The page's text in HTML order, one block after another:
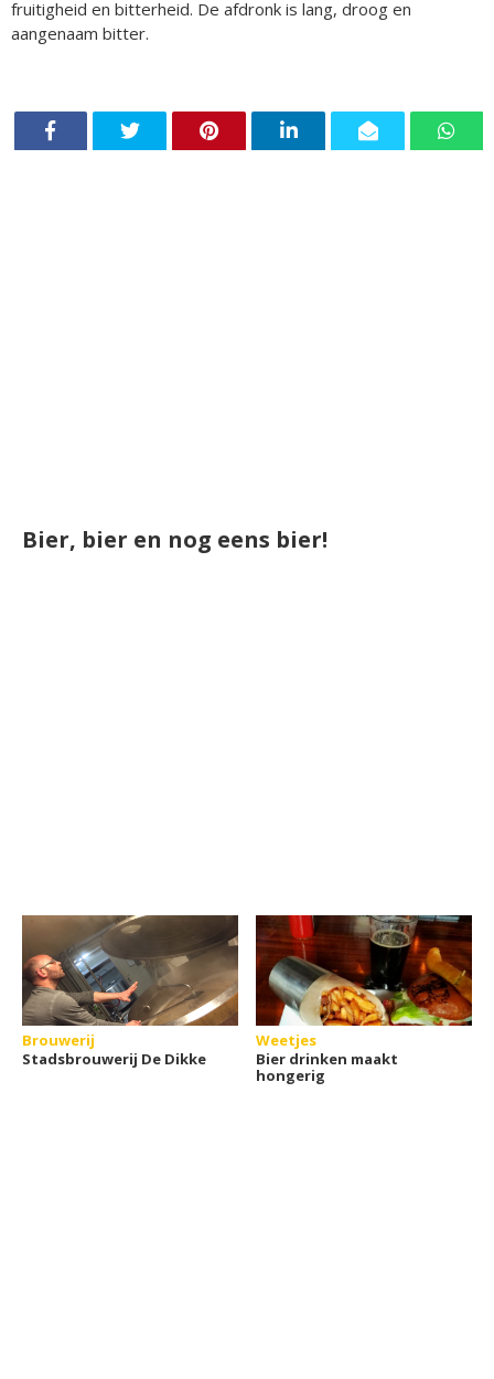
fruitigheid en bitterheid. De afdronk is lang, droog en
aangenaam bitter.
Bier, bier en nog eens bier!
Brouwerij
Stadsbrouwerij De Dikke
Weetjes
Bier drinken maakt
hongerig